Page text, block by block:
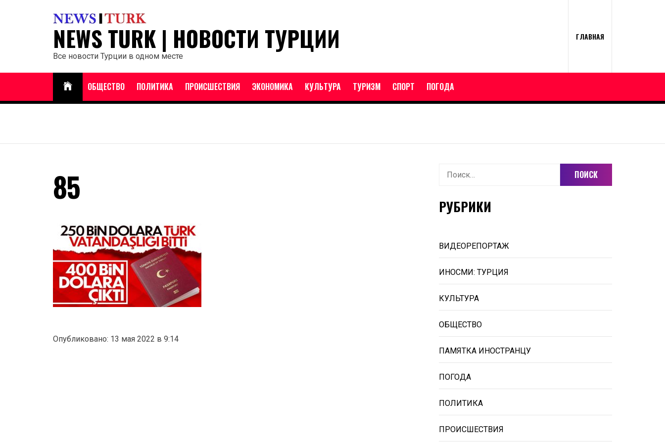
NEWS TURK | НОВОСТИ ТУРЦИИ
Все новости Турции в одном месте
ГЛАВНАЯ
ОБЩЕСТВО ПОЛИТИКА ПРОИСШЕСТВИЯ ЭКОНОМИКА КУЛЬТУРА ТУРИЗМ СПОРТ ПОГОДА
85
Опубликовано: 13 мая 2022 в 9:14
Найти:
РУБРИКИ
ВИДЕОРЕПОРТАЖ
ИНОСМИ: ТУРЦИЯ
КУЛЬТУРА
ОБЩЕСТВО
ПАМЯТКА ИНОСТРАНЦУ
ПОГОДА
ПОЛИТИКА
ПРОИСШЕСТВИЯ